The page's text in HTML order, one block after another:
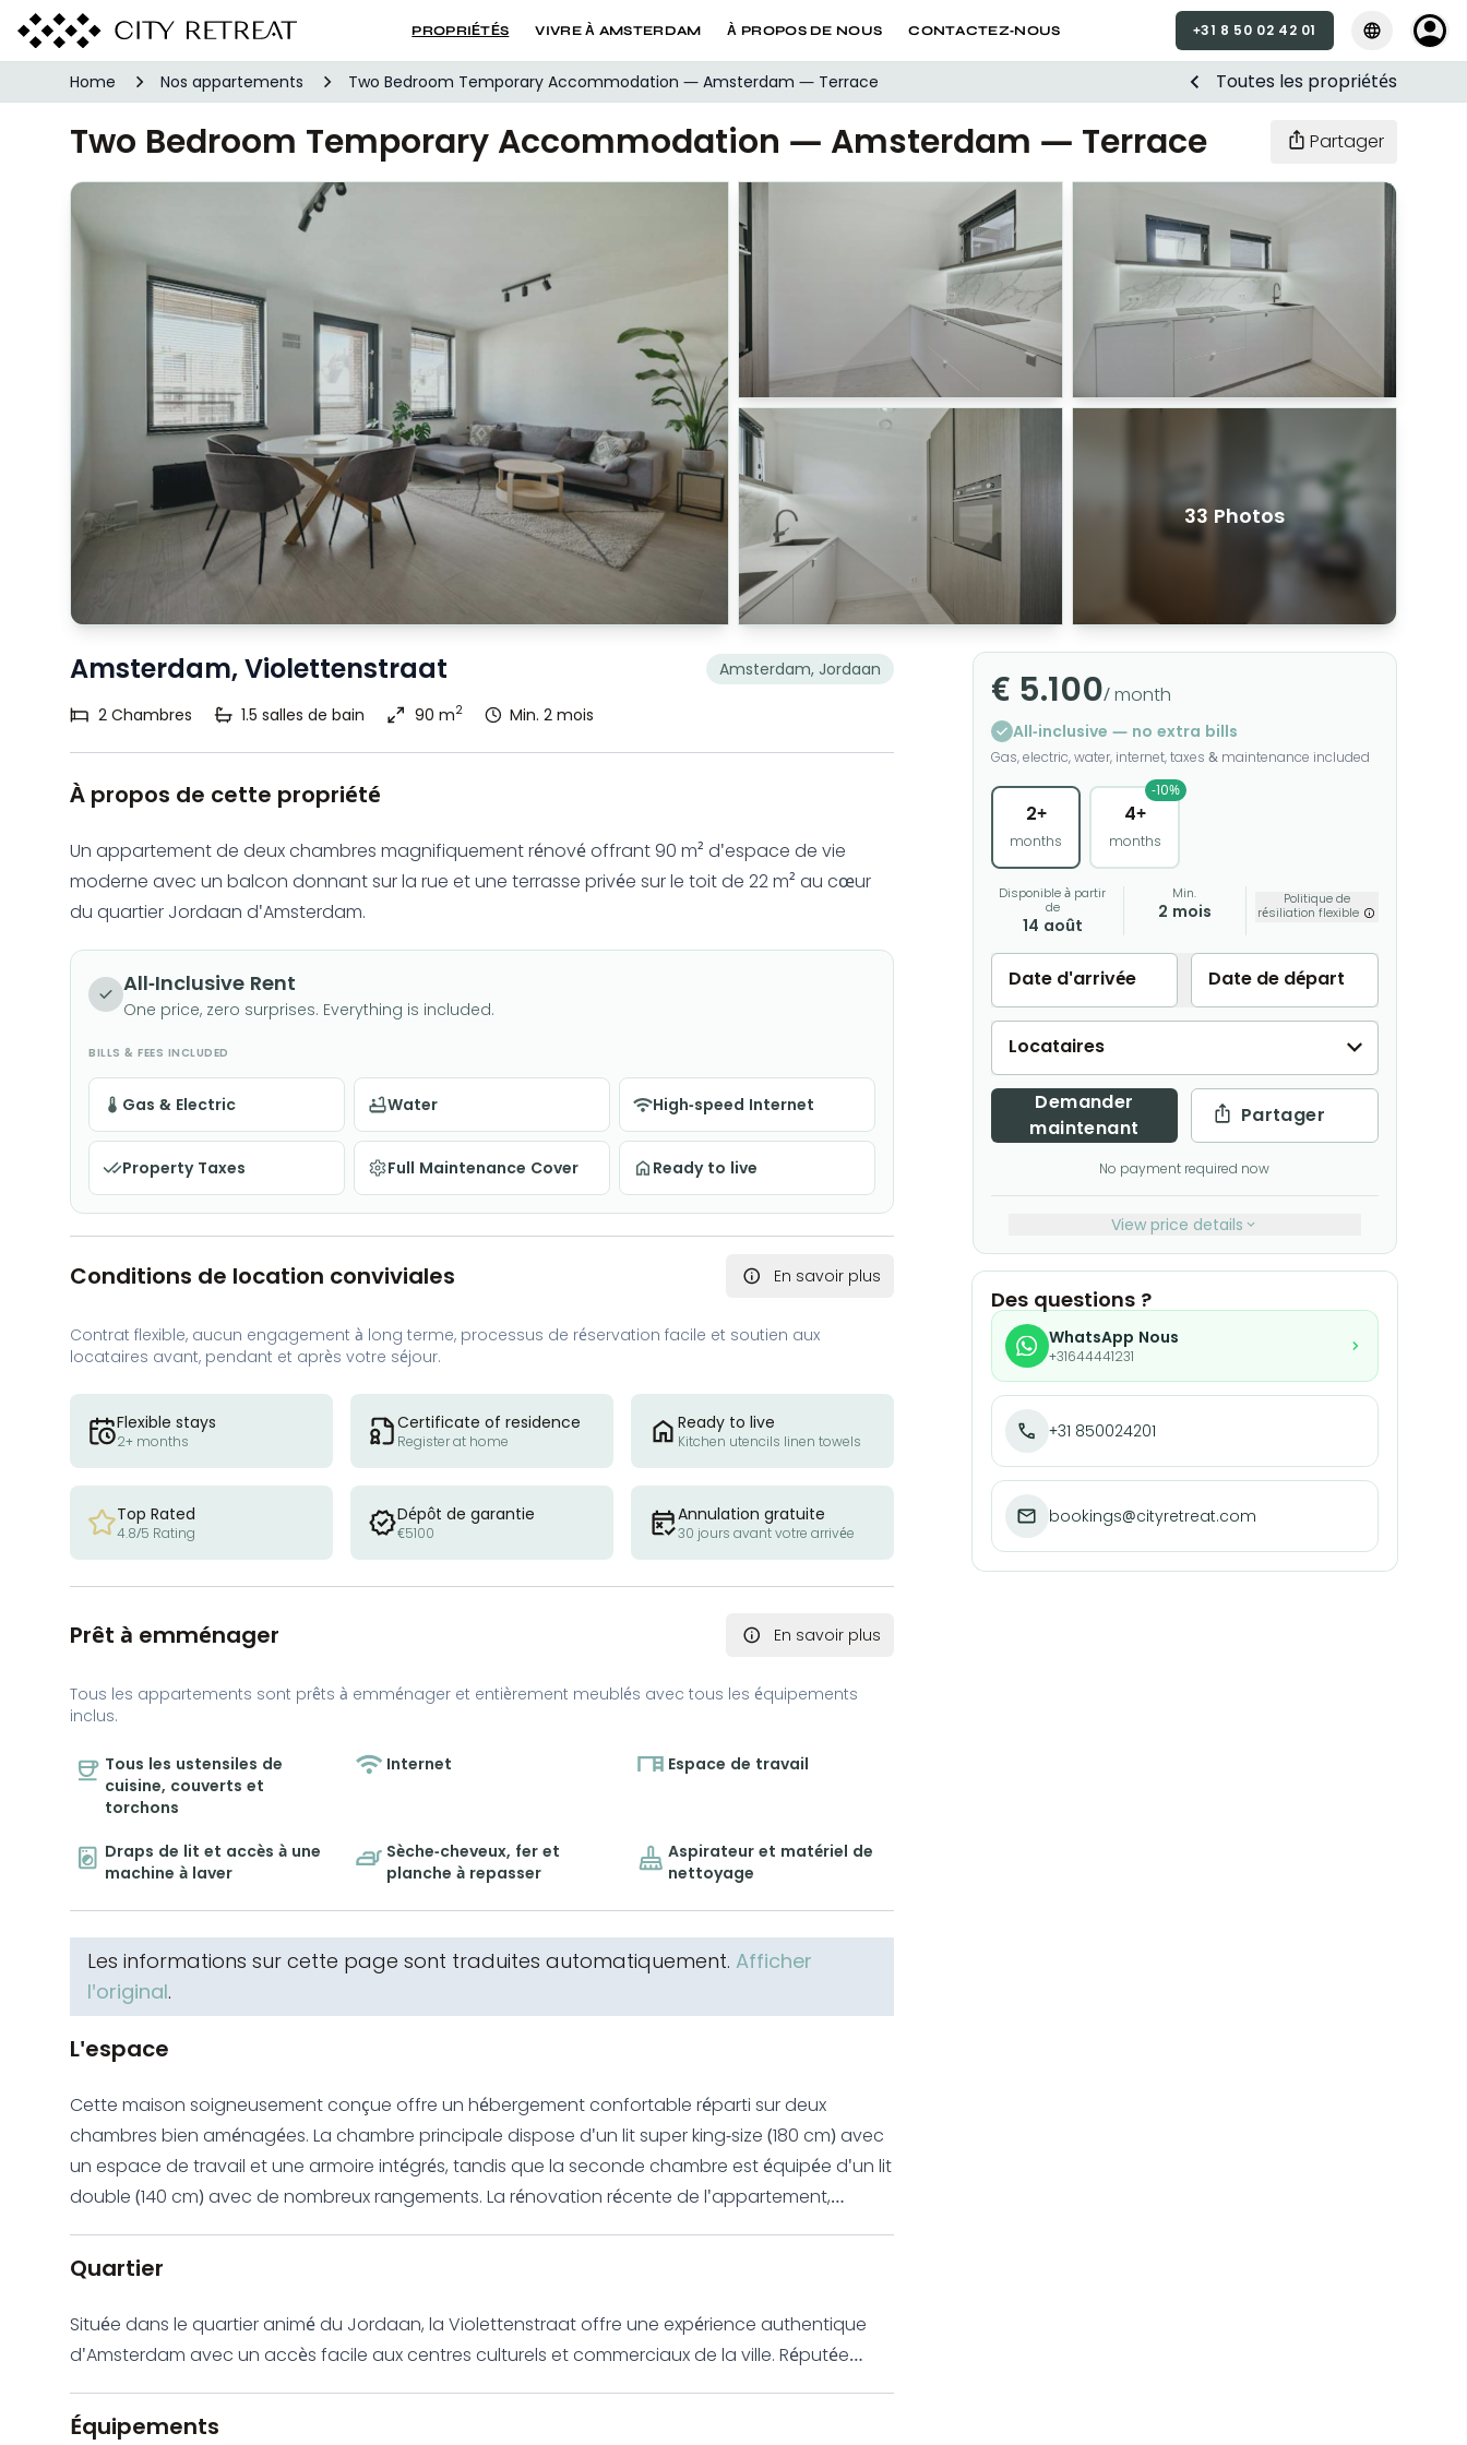
PROPRIÉTÉS VIVRE À AMSTERDAM À PROPOS DE NOUS CONTACTEZ-NOUS +31 8 50 02 42 01 Sélectionner
Home Nos appartements Two Bedroom Temporary Accommodation — Amsterdam — Terrace Toutes les propriétés
Two Bedroom Temporary Accommodation — Amsterdam — Terrace Partager
33 Photos
Amsterdam, Violettenstraat Amsterdam, Jordaan
2 Chambres 1.5 salles de bain 90 m2 Min. 2 mois
À propos de cette propriété
Un appartement de deux chambres magnifiquement rénové offrant 90 m² d'espace de vie
moderne avec un balcon donnant sur la rue et une terrasse privée sur le toit de 22 m² au cœur
du quartier Jordaan d'Amsterdam.
All-Inclusive Rent
One price, zero surprises. Everything is included.
BILLS & FEES INCLUDED
Gas & Electric Water High-speed Internet
Property Taxes Full Maintenance Cover Ready to live
Conditions de location conviviales En savoir plus
Contrat flexible, aucun engagement à long terme, processus de réservation facile et soutien aux
locataires avant, pendant et après votre séjour.
Flexible stays
2+ months
Certificate of residence
Register at home
Ready to live
Kitchen utencils linen towels
Top Rated
4.8/5 Rating
Dépôt de garantie
€5100
Annulation gratuite
30 jours avant votre arrivée
Prêt à emménager En savoir plus
Tous les appartements sont prêts à emménager et entièrement meublés avec tous les équipements
inclus.
Tous les ustensiles de
cuisine, couverts et
torchons
Internet Espace de travail
Draps de lit et accès à une
machine à laver
Sèche-cheveux, fer et
planche à repasser
Aspirateur et matériel de
nettoyage
Les informations sur cette page sont traduites automatiquement. Afficher
l'original.
L'espace
Cette maison soigneusement conçue offre un hébergement confortable réparti sur deux
chambres bien aménagées. La chambre principale dispose d'un lit super king-size (180 cm) avec
un espace de travail et une armoire intégrés, tandis que la seconde chambre est équipée d'un lit
double (140 cm) avec de nombreux rangements. La rénovation récente de l'appartement,
contemporaines. Le salon crée une atmosphère chaleureuse avec un mobilier et des
Westerstraat. Le véritable atout de cet appartement est sa terrasse abritée sur le toit, accessible
depuis l'étage supérieur, un havre de paix idéal pour se détendre ou dîner en plein air. Construit
excellente qualité de construction. L'appartement est entièrement équipé pour une occupation
Quartier
Située dans le quartier animé du Jordaan, la Violettenstraat offre une expérience authentique
d'Amsterdam avec un accès facile aux centres culturels et commerciaux de la ville. Réputée
également très bien desservie par les transports en commun vers la gare centrale et
Équipements
€ 5.100/ month
All-inclusive — no extra bills
Gas, electric, water, internet, taxes & maintenance included
2+
months
4+
months
-10%
Disponible à partir
de
14 août
Min.
2 mois
Politique de
résiliation flexible
Date d'arrivée Date de départ
Locataires
Demander
maintenant
Partager
No payment required now
View price details
Des questions ?
WhatsApp Nous
+31644441231
+31 850024201
bookings@cityretreat.com